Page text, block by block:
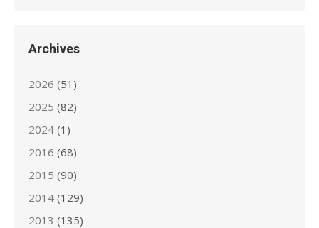
Archives
2026 (51)
2025 (82)
2024 (1)
2016 (68)
2015 (90)
2014 (129)
2013 (135)